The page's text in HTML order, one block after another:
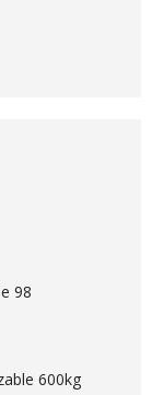
98
600kg